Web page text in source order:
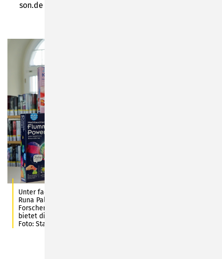
son.de
Unter fachkundiger Anleitung von Bibliotheksmitarbeiterin
Runa Palm kommen ab September dieses Jahres kleine
Forscher in Sonneberg voll auf ihre Kosten. Einmal monatlich
bietet die Stadtbibliothek Sonneberg tolle Experimente an.
Foto: Stadt Sonneberg/C. Heinkel